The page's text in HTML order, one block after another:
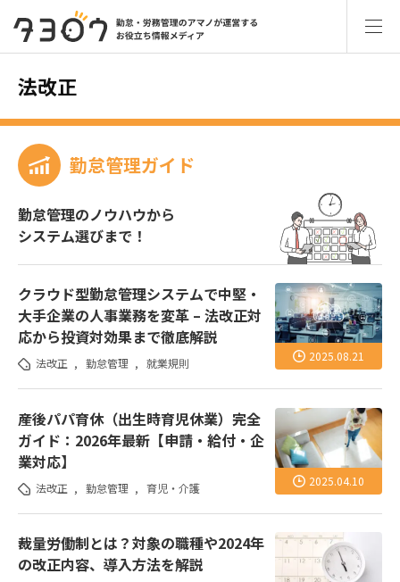
法改正
勤怠管理ガイド
勤怠管理のノウハウから
システム選びまで！
2025.08.21
クラウド型勤怠管理システムで中堅・
大手企業の人事業務を変革 – 法改正対
応から投資対効果まで徹底解説
法改正 , 勤怠管理 , 就業規則
2025.04.10
産後パパ育休（出生時育児休業）完全
ガイド：2026年最新【申請・給付・企
業対応】
法改正 , 勤怠管理 , 育児・介護
裁量労働制とは？対象の職種や2024年
の改正内容、導入方法を解説